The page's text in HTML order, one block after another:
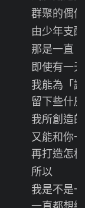
群聚的偶
由少年支
那是一直
即使有一
我能為「
留下些什麼
我所創造
又能和你
再打造怎
所以
我是不是